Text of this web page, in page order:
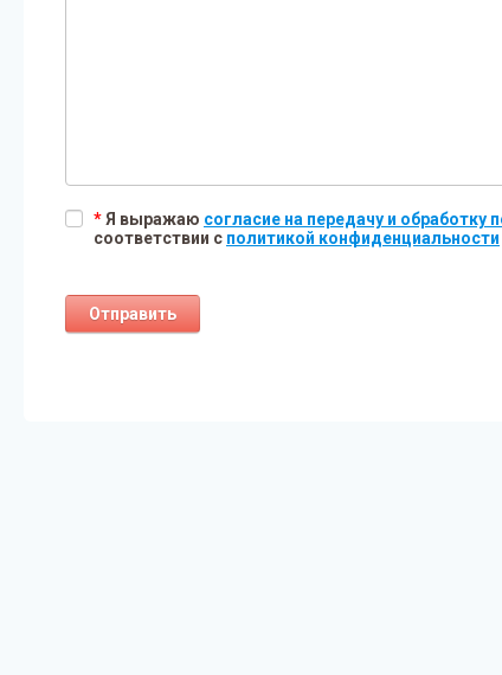
*Я выражаю согласие на передачу и обработку
соответствии с политикой конфиденциальности
Отправить